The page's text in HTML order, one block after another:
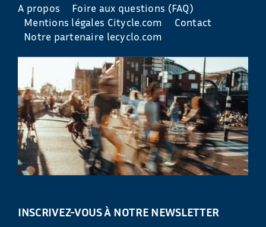
A propos
Foire aux questions (FAQ)
Mentions légales Citycle.com
Contact
Notre partenaire lecyclo.com
INSCRIVEZ-VOUS À NOTRE NEWSLETTER